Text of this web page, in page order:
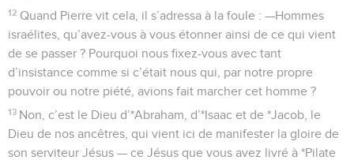
12 Quand Pierre vit cela, il s’adressa à la foule : —Hommes
israélites, qu’avez-vous à vous étonner ainsi de ce qui vient
de se passer ? Pourquoi nous fixez-vous avec tant
d’insistance comme si c’était nous qui, par notre propre
pouvoir ou notre piété, avions fait marcher cet homme ?
13 Non, c’est le Dieu d’*Abraham, d’*Isaac et de *Jacob, le
Dieu de nos ancêtres, qui vient ici de manifester la gloire de
son serviteur Jésus — ce Jésus que vous avez livré à *Pilate